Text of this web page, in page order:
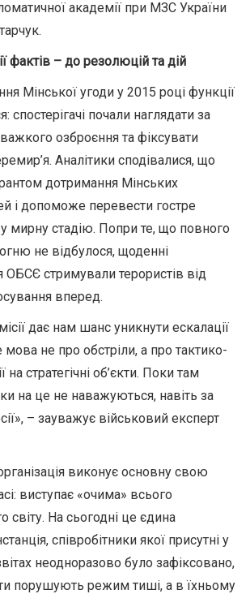
академії при МЗС України
фактів – до резолюцій та дій
Мінської угоди у 2015 році функції
спостерігачі почали наглядати за
озброєння та фіксувати
Аналітики сподівалися, що
дотримання Мінських
і допоможе перевести гостре
мирну стадію. Попри те, що повного
не відбулося, щоденні
ОБСЄ стримували терористів від
вперед.
дає нам шанс уникнути ескалації
мова не про обстріли, а про тактико-
на стратегічні об’єкти. Поки там
на це не наважуються, навіть за
– зауважує військовий експерт
виконує основну свою
виступає «очима» всього
світу. На сьогодні це єдина
співробітники якої присутні у
неодноразово було зафіксовано,
порушують режим тиші, а в їхньому